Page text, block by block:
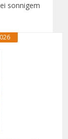
sonnigem